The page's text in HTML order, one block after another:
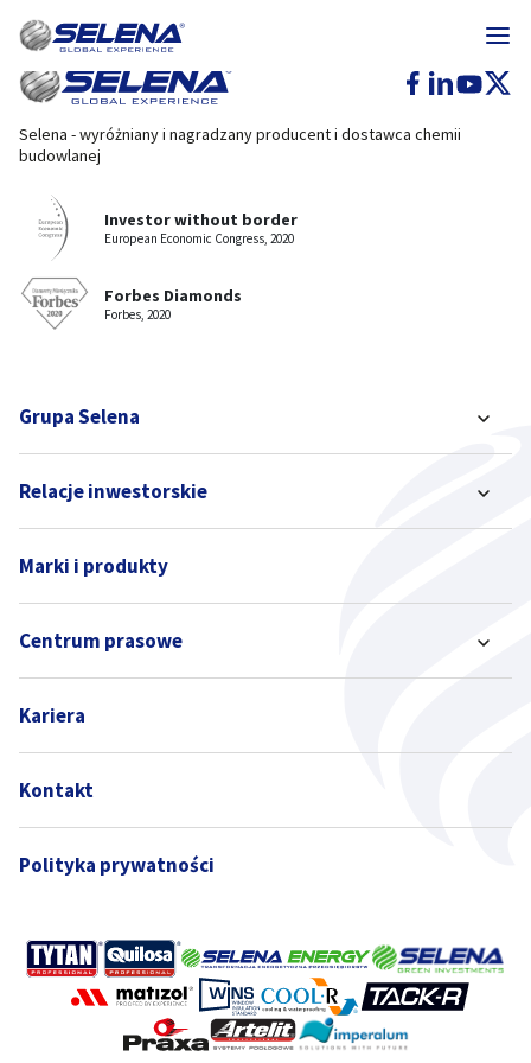
Selena - wyróżniany i nagradzany producent i dostawca chemii
budowlanej
Investor without border
European Economic Congress, 2020
Forbes Diamonds
Forbes, 2020
Grupa Selena
Relacje inwestorskie
Marki i produkty
Centrum prasowe
Kariera
Kontakt
Polityka prywatności